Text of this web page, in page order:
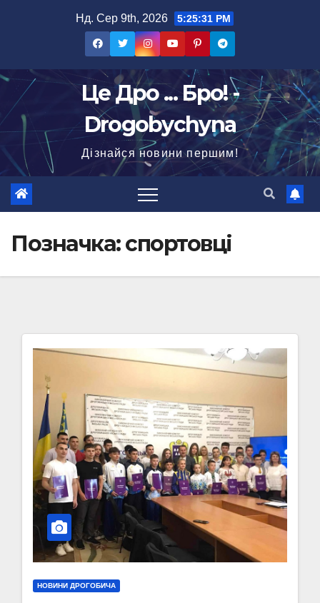
Нд. Сер 9th, 2026 5:25:33 PM
Це Дро ... Бро! -
Drogobychyna
Дізнайся новини першим!
Позначка:спортовці
НОВИНИ ДРОГОБИЧА